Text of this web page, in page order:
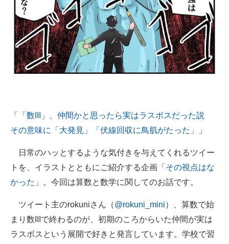
「
「数III」、仲間かと思ったら実はラスボスだった説
その意味に「大発見」「伏線回収に鳥肌がたった」
」
日常のハッとするような気付きを与えてくれるツイー
トを、イラストとともにご紹介する企画「 その視点はな
かった 」。今回は算数と数学に関してのお話です。
ツイート主のrokuniさん（@rokuni_mini）、算数で始
まり数IIIで終わるのが、初期のころからいた仲間が実は
ラスボスという展開で好きと発言しています。学校で習